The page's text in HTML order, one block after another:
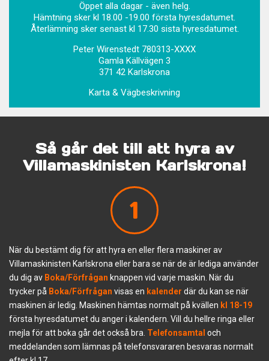
Öppet alla dagar - även helg.
Hämtning sker kl 18.00 -19.00 första hyresdatumet.
Återlämning sker senast kl 17.30 sista hyresdatumet.
Peter Wirenstedt 780313-XXXX
Gamla Källvägen 3
371 42 Karlskrona
Karta & Vägbeskrivning
Så går det till att hyra av
Villamaskinisten Karlskrona!
1
När du bestämt dig för att hyra en eller flera maskiner av
Villamaskinisten Karlskrona eller bara se när de är lediga använder
du dig av Boka/Förfrågan knappen vid varje maskin. När du
trycker på Boka/Förfrågan visas en kalender där du kan se när
maskinen är ledig. Maskinen hämtas normalt på kvällen kl 18-19
första hyresdatumet du anger i kalendern. Vill du hellre ringa eller
mejla för att boka går det också bra. Telefonsamtal och
meddelanden som lämnas på telefonsvararen besvaras normalt